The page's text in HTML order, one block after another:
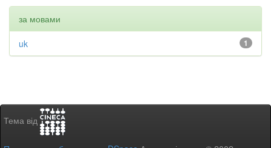
за мовами
1
uk
Тема від